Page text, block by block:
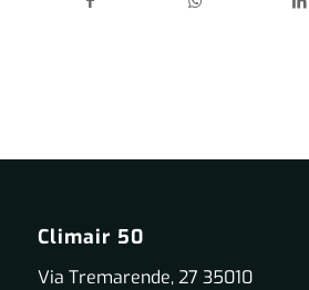
Climair 50
Via Tremarende, 27 35010